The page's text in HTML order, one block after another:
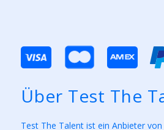
Über Test The
Test The Talent ist ein Anbieter